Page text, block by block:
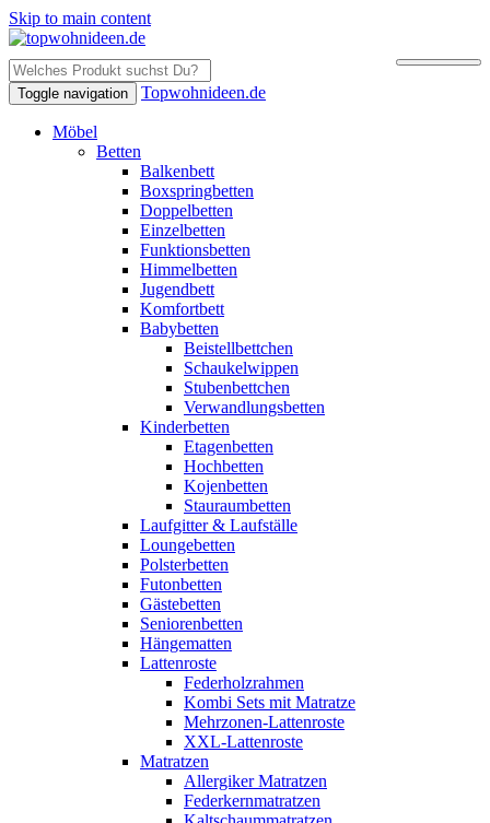
Skip to main content
Toggle navigation Topwohnideen.de
Möbel
Betten
Balkenbett
Boxspringbetten
Doppelbetten
Einzelbetten
Funktionsbetten
Himmelbetten
Jugendbett
Komfortbett
Babybetten
Beistellbettchen
Schaukelwippen
Stubenbettchen
Verwandlungsbetten
Kinderbetten
Etagenbetten
Hochbetten
Kojenbetten
Stauraumbetten
Laufgitter & Laufställe
Loungebetten
Polsterbetten
Futonbetten
Gästebetten
Seniorenbetten
Hängematten
Lattenroste
Federholzrahmen
Kombi Sets mit Matratze
Mehrzonen-Lattenroste
XXL-Lattenroste
Matratzen
Allergiker Matratzen
Federkernmatratzen